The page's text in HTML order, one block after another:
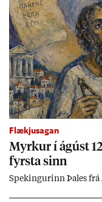
Flækjusagan
Myrk­ur í ág­úst
fyrsta sinn
Spek­ing­ur­inn Þa­les frá